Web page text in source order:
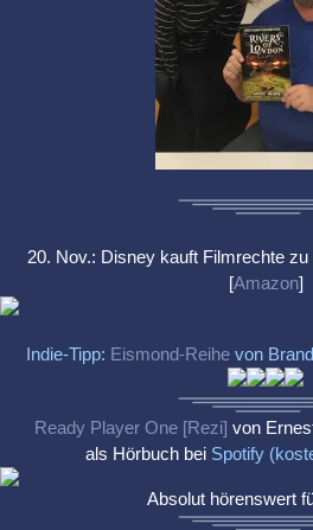
20. Nov.: Disney kauft Filmrechte zu
[Amazon]
Indie-Tipp: Eismond-Reihe von
Ready Player One [Rezi] von
als Hörbuch bei Spotify
Absolut hörenswert